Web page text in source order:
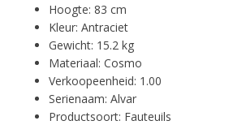
Hoogte: 83 cm
Kleur: Antraciet
Gewicht: 15.2 kg
Materiaal: Cosmo
Verkoopeenheid: 1.00
Serienaam: Alvar
Productsoort: Fauteuils